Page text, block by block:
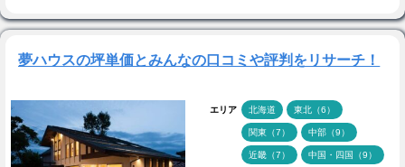
夢ハウスの坪単価とみんなの口コミや評判をリサーチ！
エリア 北海道 東北（6）
関東（7） 中部（9）
近畿（7） 中国・四国（9）